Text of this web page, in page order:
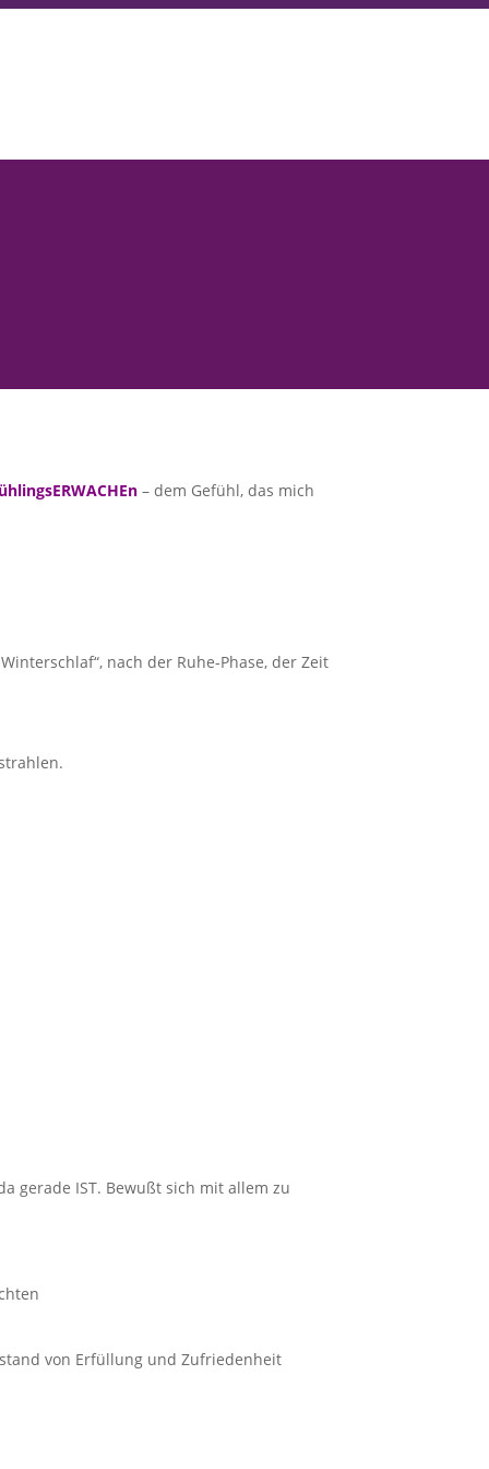
– dem Gefühl, das mich
nach der Ruhe-Phase, der Zeit
gerade IST. Bewußt sich mit allem zu
von Erfüllung und Zufriedenheit